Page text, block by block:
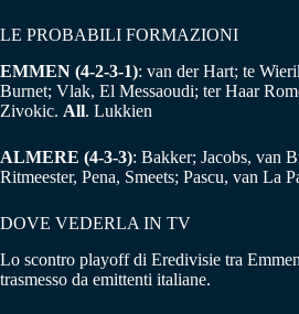
LE PROBABILI FORMAZIONI
EMMEN (4-2-3-1): van der Hart; te
Burnet; Vlak, El Messaoudi; ter Haar
Zivokic. All. Lukkien
ALMERE (4-3-3): Bakker; Jacobs, van
Ritmeester, Pena, Smeets; Pascu, van La
DOVE VEDERLA IN TV
Lo scontro playoff di Eredivisie tra
trasmesso da emittenti italiane.